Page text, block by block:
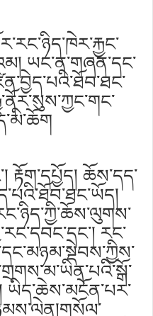
ཡང་ན་གཞན་དང་
རྟོག་དཔྱོད། ཆོས་དད་
རང་
ཡིད་ཆེས་མངོན་པར་